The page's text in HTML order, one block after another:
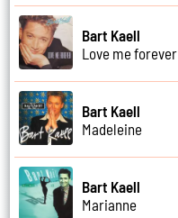
Bart Kaell
Love me forever
Bart Kaell
Madeleine
Bart Kaell
Marianne